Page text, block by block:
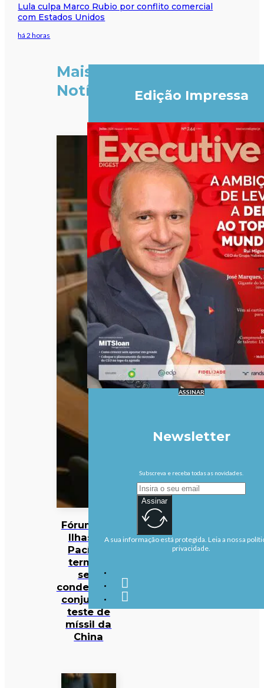
Lula culpa Marco Rubio por conflito comercial
com Estados Unidos
há 2 horas
Mais
Notícias
Fórum das
Ilhas do
Pacífico
termina
sem
condenação
conjunta a
teste de
míssil da
China
Edição Impressa
ASSINAR
Newsletter
Subscreva e receba todas as novidades.
Assinar
A sua informação está protegida. Leia a nossa
privacidade.